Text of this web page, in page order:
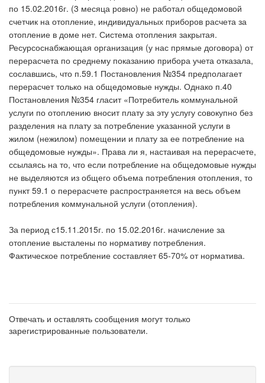
по 15.02.2016г. (3 месяца ровно) не работал общедомовой
счетчик на отопление, индивидуальных приборов расчета за
отопление в доме нет. Система отопления закрытая.
Ресурсоснабжающая организация (у нас прямые договора) от
перерасчета по среднему показанию прибора учета отказала,
сославшись, что п.59.1 Постановления №354 предполагает
перерасчет только на общедомовые нужды. Однако п.40
Постановления №354 гласит «Потребитель коммунальной
услуги по отоплению вносит плату за эту услугу совокупно без
разделения на плату за потребление указанной услуги в
жилом (нежилом) помещении и плату за ее потребление на
общедомовые нужды». Права ли я, настаивая на перерасчете,
ссылаясь на то, что если потребление на общедомовые нужды
не выделяются из общего объема потребления отопления, то
пункт 59.1 о перерасчете распространяется на весь объем
потребления коммунальной услуги (отопления).
За период с15.11.2015г. по 15.02.2016г. начисление за
отопление высталены по нормативу потребления.
Фактическое потребление составляет 65-70% от норматива.
Отвечать и оставлять сообщения могут только
зарегистрированные пользователи.